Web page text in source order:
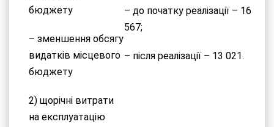
бюджету
– зменшення обсягу
видатків місцевого
бюджету
2) щорічні витрати
на експлуатацію
– до початку реалізації – 16
567;
– після реалізації – 13 021.